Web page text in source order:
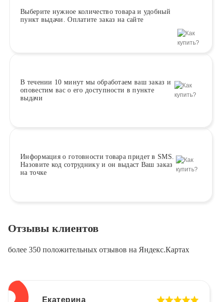
Выберите нужное количество товара и удобный
пункт выдачи. Оплатите заказ на сайте
В течении 10 минут мы обработаем ваш заказ и
оповестим вас о его доступности в пункте
выдачи
Информация о готовности товара придет в SMS.
Назовите код сотруднику и он выдаст Ваш заказ
на точке
Отзывы клиентов
более 350 положительных отзывов на Яндекс.Картах
Екатерина